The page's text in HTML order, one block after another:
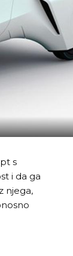
s
i da ga
njega,